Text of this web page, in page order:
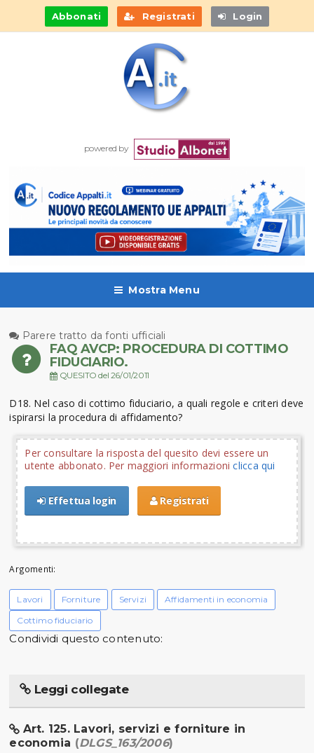
Abbonati Registrati Login
powered by
Mostra Menu
Parere tratto da fonti ufficiali
FAQ AVCP: PROCEDURA DI COTTIMO
FIDUCIARIO.
QUESITO del 26/01/2011
D18. Nel caso di cottimo fiduciario, a quali regole e criteri deve
ispirarsi la procedura di affidamento?
Per consultare la risposta del quesito devi essere un
utente abbonato. Per maggiori informazioniclicca qui
Effettua login Registrati
Argomenti:
Lavori Forniture Servizi
Affidamenti in economia
Cottimo fiduciario
Condividi questo contenuto:
Leggi collegate
Art. 125. Lavori, servizi e forniture in
economia (DLGS_163/2006)